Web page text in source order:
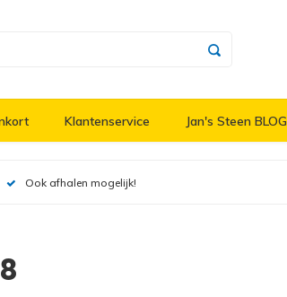
Klantenservice Jan's Steen BLOG
Ook afhalen mogelijk!